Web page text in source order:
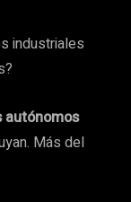
industriales
autónomos
Más del